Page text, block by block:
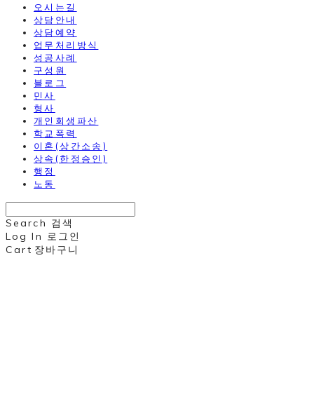
오시는길
상담안내
상담예약
업무처리방식
성공사례
구성원
블로그
민사
형사
개인회생파산
학교폭력
이혼(상간소송)
상속(한정승인)
행정
노동
Search 검색
Log In 로그인
Cart 장바구니